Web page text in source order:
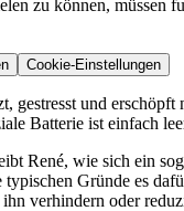
zu können, müssen
Cookie-Einstellungen
gestresst und erschöpft
Batterie ist einfach
René, wie sich ein
Gründe es
verhindern oder